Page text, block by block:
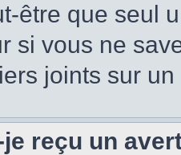
être que seul
si vous ne
joints sur un
reçu un